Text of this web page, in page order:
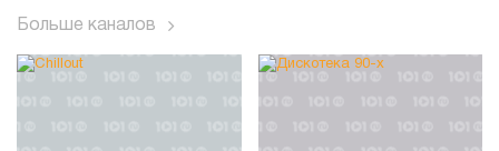
Больше каналов